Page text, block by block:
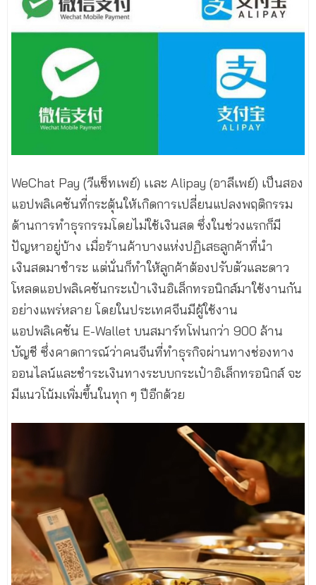
WeChat Pay (วีแช็ทเพย์) เเละ Alipay (อาลีเพย์) เป็นสอง
แอปพลิเคชันที่กระตุ้นให้เกิดการเปลี่ยนแปลงพฤติกรรม
ด้านการทำธุรกรรมโดยไม่ใช้เงินสด ซึ่งในช่วงแรกก็มี
ปัญหาอยู่บ้าง เมื่อร้านค้าบางแห่งปฏิเสธลูกค้าที่นำ
เงินสดมาชำระ แต่นั่นก็ทำให้ลูกค้าต้องปรับตัวและดาว
โหลดแอปพลิเคชันกระเป๋าเงินอิเล็กทรอนิกส์มาใช้งานกัน
อย่างแพร่หลาย โดยในประเทศจีนมีผู้ใช้งาน
แอปพลิเคชัน E-Wallet บนสมาร์ทโฟนกว่า 900 ล้าน
บัญชี ซึ่งคาดการณ์ว่าคนจีนที่ทำธุรกิจผ่านทางช่องทาง
ออนไลน์และชำระเงินทางระบบกระเป๋าอิเล็กทรอนิกส์ จะ
มีแนวโน้มเพิ่มขึ้นในทุก ๆ ปีอีกด้วย